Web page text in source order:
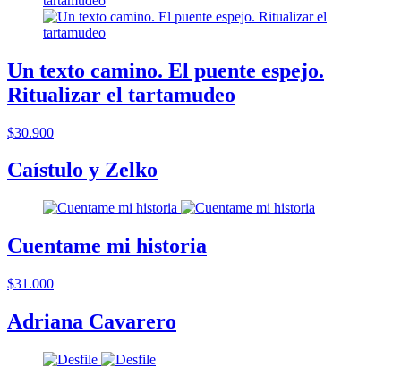
Un texto camino. El puente espejo.
Ritualizar el tartamudeo
$30.900
Caístulo y Zelko
Cuentame mi historia
$31.000
Adriana Cavarero